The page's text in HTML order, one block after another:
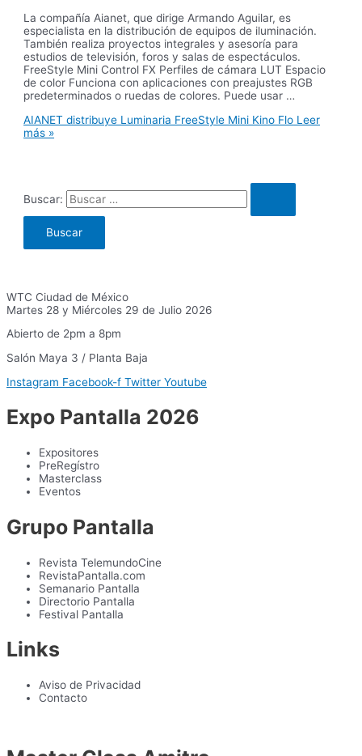
La compañía Aianet, que dirige Armando Aguilar, es
especialista en la distribución de equipos de iluminación.
También realiza proyectos integrales y asesoría para
estudios de televisión, foros y salas de espectáculos.
FreeStyle Mini Control FX Perfiles de cámara LUT Espacio
de color Funciona con aplicaciones con preajustes RGB
predeterminados o ruedas de colores. Puede usar …
AIANET distribuye Luminaria FreeStyle Mini Kino Flo Leer
más »
Buscar:
WTC Ciudad de México
Martes 28 y Miércoles 29 de Julio 2026
Abierto de 2pm a 8pm
Salón Maya 3 / Planta Baja
Instagram Facebook-f Twitter Youtube
Expo Pantalla 2026
Expositores
PreRegístro
Masterclass
Eventos
Grupo Pantalla
Revista TelemundoCine
RevistaPantalla.com
Semanario Pantalla
Directorio Pantalla
Festival Pantalla
Links
Aviso de Privacidad
Contacto